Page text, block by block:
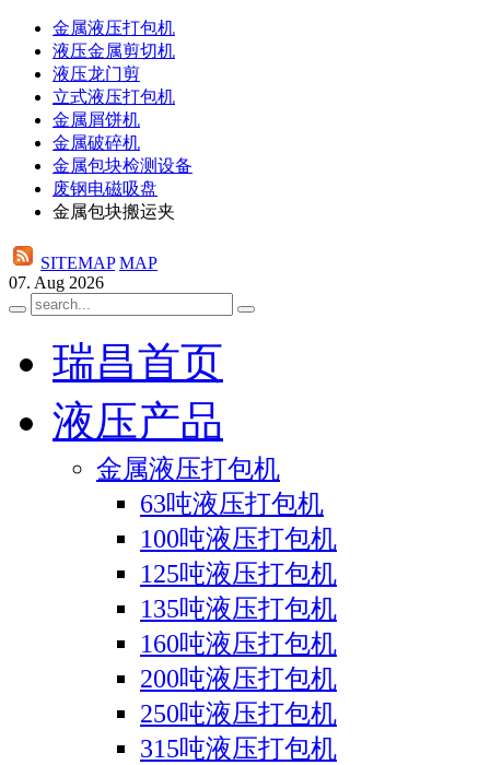
金属液压打包机
液压金属剪切机
液压龙门剪
立式液压打包机
金属屑饼机
金属破碎机
金属包块检测设备
废钢电磁吸盘
金属包块搬运夹
SITEMAP MAP
07. Aug 2026
瑞昌首页
液压产品
金属液压打包机
63吨液压打包机
100吨液压打包机
125吨液压打包机
135吨液压打包机
160吨液压打包机
200吨液压打包机
250吨液压打包机
315吨液压打包机